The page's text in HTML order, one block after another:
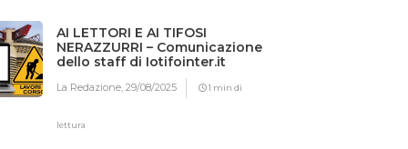
AI LETTORI E AI TIFOSI
NERAZZURRI – Comunicazione
dello staff di Iotifointer.it
La Redazione,29/08/2025 1 min di
lettura